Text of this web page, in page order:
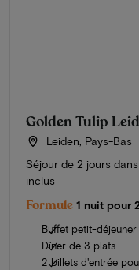
Golden Tulip
Leiden, Pays-Bas
Séjour de 2 jours
inclus
Formule 1 nuit pour
Buffet petit-
Dîner de 3 plats
2 billets d'entrée